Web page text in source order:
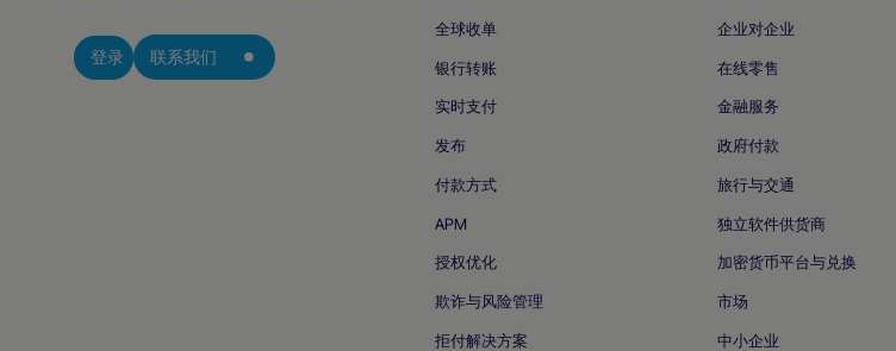
登录 联系我们
全球收单
银行转账
实时支付
发布
付款方式
APM
授权优化
欺诈与风险管理
拒付解决方案
企业对企业
在线零售
金融服务
政府付款
旅行与交通
独立软件供货商
加密货币平台与兑换
市场
中小企业